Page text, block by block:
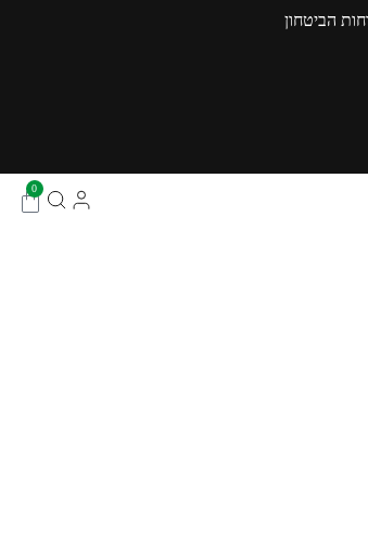
הביטחון
0